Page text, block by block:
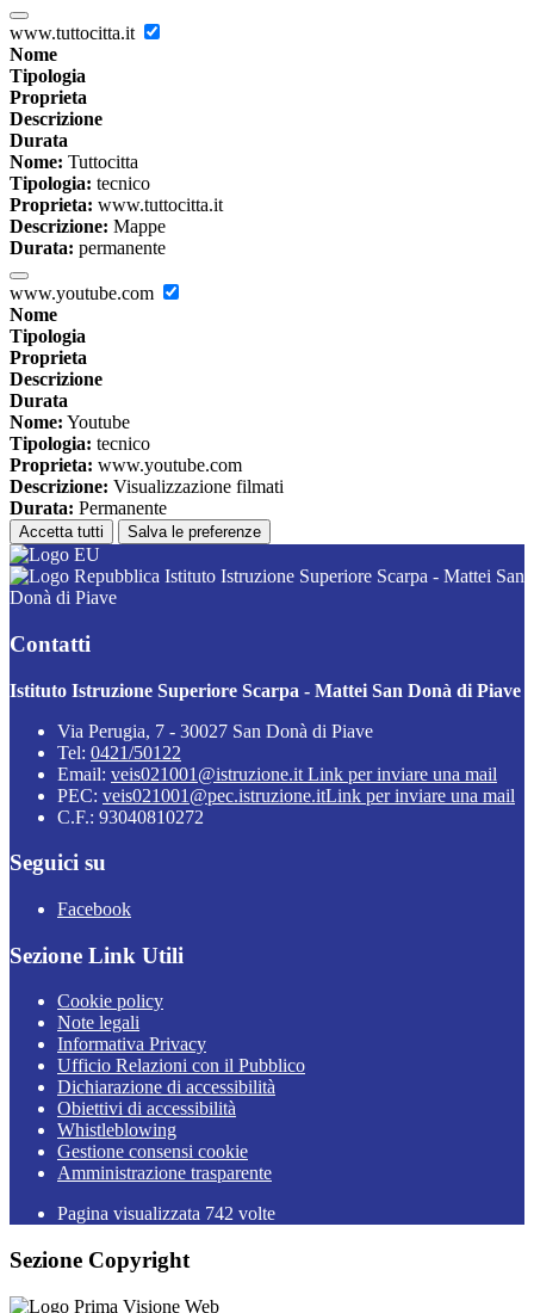
www.tuttocitta.it
Nome
Tipologia
Proprieta
Descrizione
Durata
Nome: Tuttocitta
Tipologia: tecnico
Proprieta: www.tuttocitta.it
Descrizione: Mappe
Durata: permanente
www.youtube.com
Nome
Tipologia
Proprieta
Descrizione
Durata
Nome: Youtube
Tipologia: tecnico
Proprieta: www.youtube.com
Descrizione: Visualizzazione filmati
Durata: Permanente
Accetta tutti Salva le preferenze
Istituto Istruzione Superiore Scarpa - Mattei San
Donà di Piave
Contatti
Istituto Istruzione Superiore Scarpa - Mattei San Donà di Piave
Via Perugia, 7 - 30027 San Donà di Piave
Tel: 0421/50122
Email: veis021001@istruzione.it Link per inviare una mail
PEC: veis021001@pec.istruzione.itLink per inviare una mail
C.F.: 93040810272
Seguici su
Facebook
Sezione Link Utili
Cookie policy
Note legali
Informativa Privacy
Ufficio Relazioni con il Pubblico
Dichiarazione di accessibilità
Obiettivi di accessibilità
Whistleblowing
Gestione consensi cookie
Amministrazione trasparente
Pagina visualizzata 742 volte
Sezione Copyright